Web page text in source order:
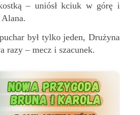
– uniósł kciuk w górę i
Alana.
był tylko jeden, Drużyna
razy – mecz i szacunek.